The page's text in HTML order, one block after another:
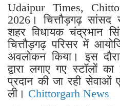
Udaipur Times,
2026। चित्तौड़गढ़ सांसद
शहर विधायक चंद्रभान
चित्तौड़गढ़ परिसर में
अवलोकन किया। इस
द्वारा लगाए गए स्टॉलों
प्रदान की जा रही सेवाओं
ली। Chittorgarh News